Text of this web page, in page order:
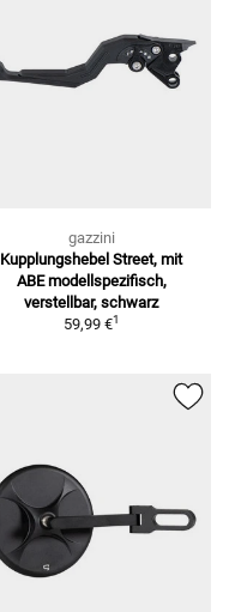
gazzini
Kupplungshebel Street, mit
ABE modellspezifisch,
verstellbar, schwarz
59,99 €1